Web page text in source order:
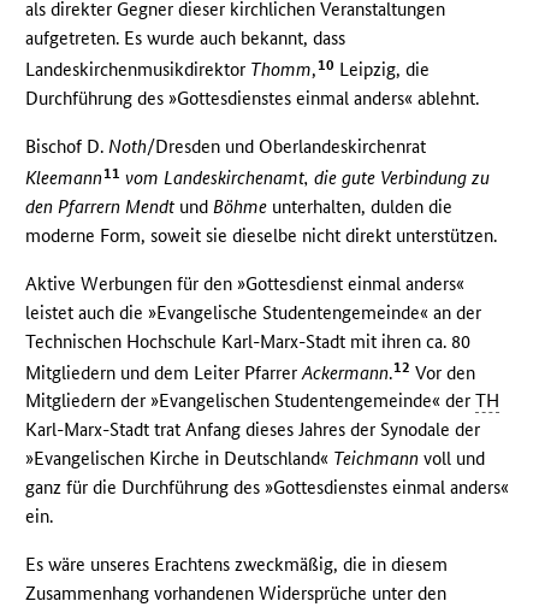
als direkter Gegner dieser kirchlichen Veranstaltungen
aufgetreten. Es wurde auch bekannt, dass
Landeskirchenmusikdirektor Thomm,10 Leipzig, die
Durchführung des »Gottesdienstes einmal anders« ablehnt.
Bischof D. Noth/Dresden und Oberlandeskirchenrat
Kleemann11 vom Landeskirchenamt, die gute Verbindung zu
den Pfarrern Mendt und Böhme unterhalten, dulden die
moderne Form, soweit sie dieselbe nicht direkt unterstützen.
Aktive Werbungen für den »Gottesdienst einmal anders«
leistet auch die »Evangelische Studentengemeinde« an der
Technischen Hochschule Karl-Marx-Stadt mit ihren ca. 80
Mitgliedern und dem Leiter PfarrerAckermann.12 Vor den
Mitgliedern der »Evangelischen Studentengemeinde« derTH
Karl-Marx-Stadt trat Anfang dieses Jahres der Synodale der
»Evangelischen Kirche in Deutschland« Teichmann voll und
ganz für die Durchführung des »Gottesdienstes einmal anders«
ein.
Es wäre unseres Erachtens zweckmäßig, die in diesem
Zusammenhang vorhandenen Widersprüche unter den